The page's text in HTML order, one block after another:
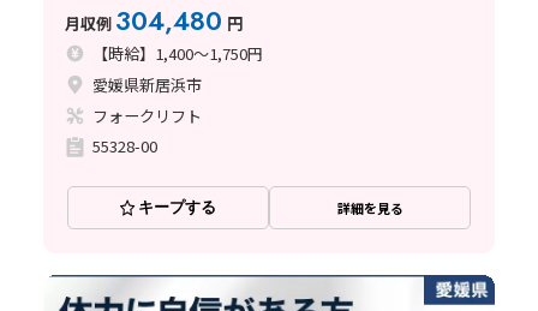
月収例 304,480 円
【時給】1,400～1,750円
愛媛県新居浜市
フォークリフト
55328-00
キープする 詳細を見る